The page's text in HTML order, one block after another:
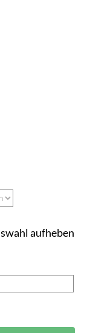
aufheben